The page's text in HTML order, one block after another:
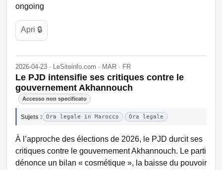
ongoing
Apri 🔒
2026-04-23 · LeSiteinfo.com · MAR · FR
Le PJD intensifie ses critiques contre le
gouvernement Akhannouch
Accesso non specificato
Sujets : Ora legale in Marocco Ora legale
À l’approche des élections de 2026, le PJD durcit ses
critiques contre le gouvernement Akhannouch. Le parti
dénonce un bilan « cosmétique », la baisse du pouvoir